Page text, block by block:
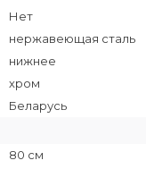
Нет
нержавеющая сталь
нижнее
хром
Беларусь
80 см